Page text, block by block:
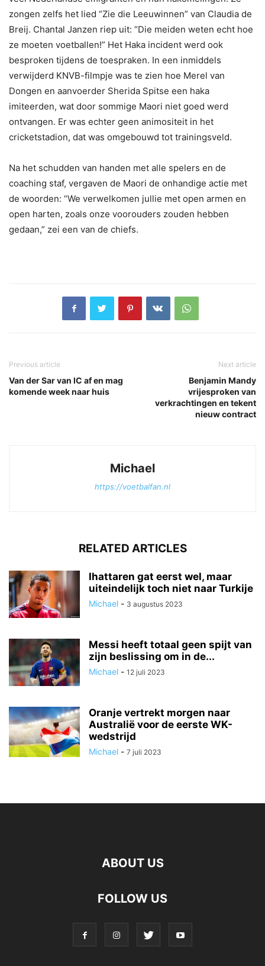
zongen zelfs het lied “Zie die Leeuwinnen” van Claudia de
Breij. Chantal Janzen riep uit: “Die meiden weten echt hoe
ze moeten voetballen!” Het Haka incident werd ook
besproken tijdens de toespraken. In een inmiddels
verwijderd KNVB-filmpje was te zien hoe Merel van
Dongen en aanvoerder Sherida Spitse een haka
imiteerden, wat door sommige Maori niet goed werd
ontvangen. Er was echter geen animositeit in het
cricketstadion, dat was omgebouwd tot trainingsveld.
Na het schudden van handen met alle spelers en de
coaching staf, vergaven de Maori de onhandige actie met
de woorden: “We verwelkomen jullie met open armen en
open harten, zoals onze voorouders zouden hebben
gedaan,” zei een van de chiefs.
Previous article
Van der Sar van IC af en mag
komende week naar huis
Next article
Benjamin Mandy
vrijesproken van
verkrachtingen en tekent
nieuw contract
Michael
https://voetbalfan.nl
RELATED ARTICLES
Ihattaren gat eerst wel, maar
uiteindelijk toch niet naar Turkije
Michael - 3 augustus 2023
Messi heeft totaal geen spijt van
zijn beslissing om in de...
Michael - 12 juli 2023
Oranje vertrekt morgen naar
Australië voor de eerste WK-
wedstrijd
Michael - 7 juli 2023
ABOUT US
FOLLOW US